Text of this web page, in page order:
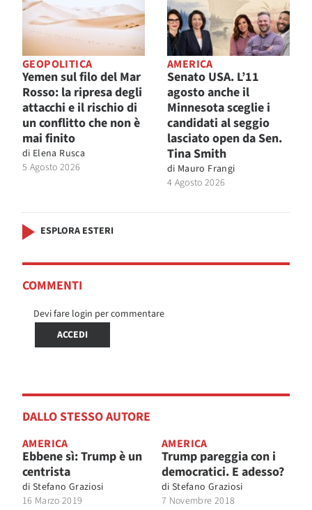
GEOPOLITICA
Yemen sul filo del Mar
Rosso: la ripresa degli
attacchi e il rischio di
un conflitto che non è
mai finito
di Elena Rusca
5 Agosto 2026
AMERICA
Senato USA. L’11
agosto anche il
Minnesota sceglie i
candidati al seggio
lasciato open da Sen.
Tina Smith
di Mauro Frangi
4 Agosto 2026
ESPLORA ESTERI
COMMENTI
Devi fare login per commentare
ACCEDI
DALLO STESSO AUTORE
AMERICA
Ebbene sì: Trump è un
centrista
di Stefano Graziosi
16 Marzo 2019
AMERICA
Trump pareggia con i
democratici. E adesso?
di Stefano Graziosi
7 Novembre 2018